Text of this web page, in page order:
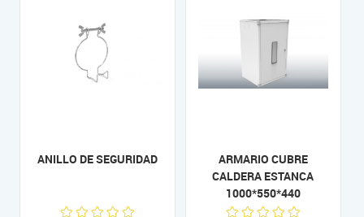
ANILLO DE SEGURIDAD
ARMARIO CUBRE
CALDERA ESTANCA
1000*550*440